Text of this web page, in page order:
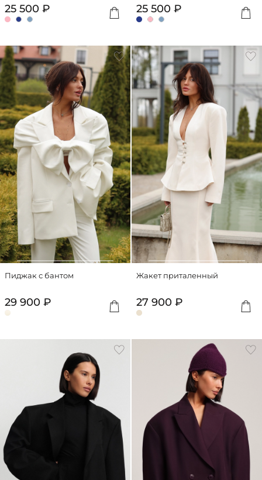
25 500 ₽ 25 500 ₽
Пиджак с бантом
29 900 ₽
Жакет приталенный
27 900 ₽